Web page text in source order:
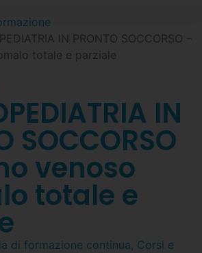
IN PRONTO SOCCORSO –
totale e parziale
IN
SOCCORSO
venoso
totale e
di formazione continua, Corsi e